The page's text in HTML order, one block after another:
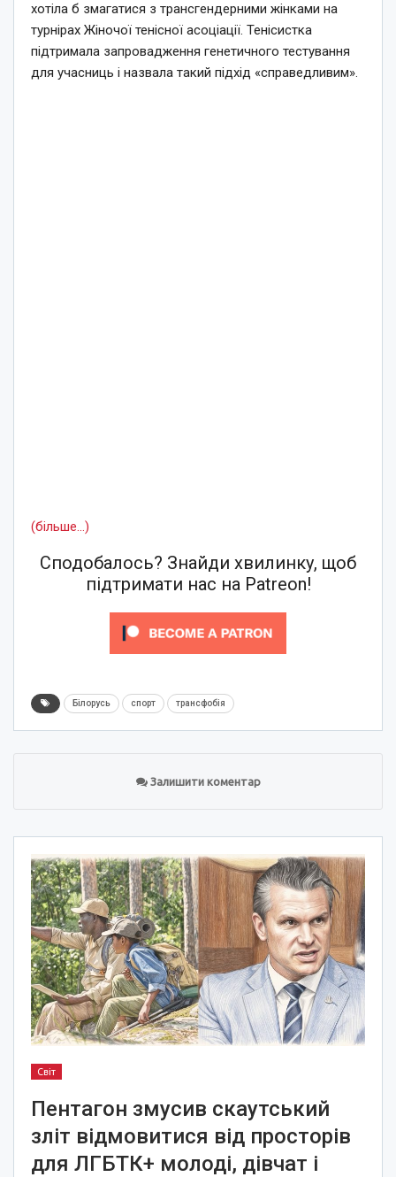
хотіла б змагатися з трансгендерними жінками на
турнірах Жіночої тенісної асоціації. Тенісистка
підтримала запровадження генетичного тестування
для учасниць і назвала такий підхід «справедливим».
(більше…)
Сподобалось? Знайди хвилинку, щоб
підтримати нас на Patreon!
Білорусь спорт трансфобія
Залишити коментар
Світ
Пентагон змусив скаутський
зліт відмовитися від просторів
для ЛГБТК+ молоді, дівчат і